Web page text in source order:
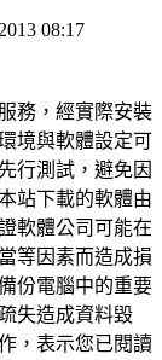
08:17
務，經實際安裝
境與軟體設定可
行測試，避免因
站下載的軟體由
軟體公司可能在
等因素而造成損
份電腦中的重要
失造成資料毀
，表示您已閱讀